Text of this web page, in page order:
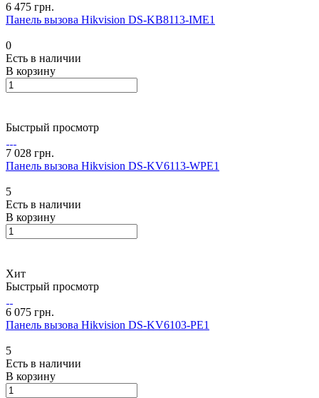
6 475 грн.
Панель вызова Hikvision DS-KB8113-IME1
0
Есть в наличии
В корзину
Быстрый просмотр
7 028 грн.
Панель вызова Hikvision DS-KV6113-WPE1
5
Есть в наличии
В корзину
Хит
Быстрый просмотр
6 075 грн.
Панель вызова Hikvision DS-KV6103-PE1
5
Есть в наличии
В корзину